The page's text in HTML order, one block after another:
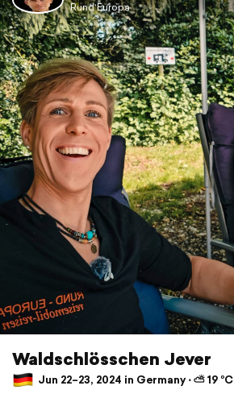
Rund Europa
Waldschlösschen Jever
Jun 22–23, 2024 in Germany ⋅ ⛅ 19 °C